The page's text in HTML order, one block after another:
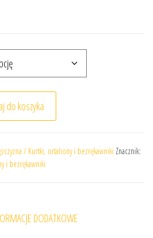
26 Multi KQ9074
do koszyka
/ Kurtki, ortaliony i bezrękawniki Znacznik:
i bezrękawniki
DODATKOWE